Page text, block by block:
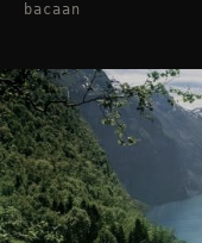
bacaan